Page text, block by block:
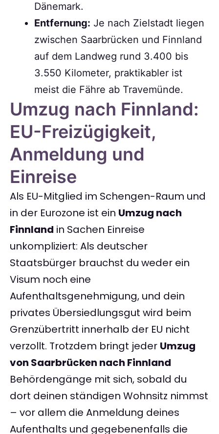
Dänemark.
Entfernung: Je nach Zielstadt liegen
zwischen Saarbrücken und Finnland
auf dem Landweg rund 3.400 bis
3.550 Kilometer, praktikabler ist
meist die Fähre ab Travemünde.
Umzug nach Finnland:
EU-Freizügigkeit,
Anmeldung und
Einreise
Als EU-Mitglied im Schengen-Raum und
in der Eurozone ist ein Umzug nach
Finnland in Sachen Einreise
unkompliziert: Als deutscher
Staatsbürger brauchst du weder ein
Visum noch eine
Aufenthaltsgenehmigung, und dein
privates Übersiedlungsgut wird beim
Grenzübertritt innerhalb der EU nicht
verzollt. Trotzdem bringt jeder Umzug
von Saarbrücken nach Finnland
Behördengänge mit sich, sobald du
dort deinen ständigen Wohnsitz nimmst
– vor allem die Anmeldung deines
Aufenthalts und gegebenenfalls die